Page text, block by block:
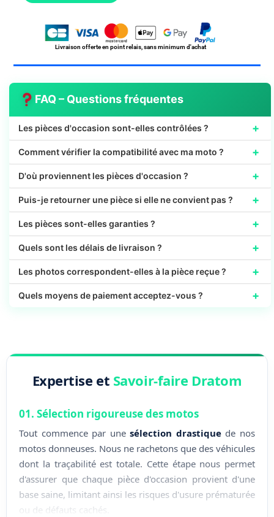
96100-
Livraison offerte en point relais, sans minimum d'achat
FAQ – Questions fréquentes
Les pièces d'occasion sont-elles contrôlées ? +
Comment vérifier la compatibilité avec ma moto ? +
D'où proviennent les pièces d'occasion ? +
Puis-je retourner une pièce si elle ne convient pas ? +
Les pièces sont-elles garanties ? +
Quels sont les délais de livraison ? +
Les photos correspondent-elles à la pièce reçue ? +
Quels moyens de paiement acceptez-vous ? +
Expertise et Savoir-faire Dratom
01. Sélection rigoureuse des motos
Tout commence par unesélection drastiquede nos
motos donneuses. Nous ne rachetons que des véhicules
dont la traçabilité est totale. Cette étape nous permet
d'assurer que chaque pièce d'occasion provient d'une
base saine, limitant ainsi les risques d'usure prématurée
ou de défauts cachés.